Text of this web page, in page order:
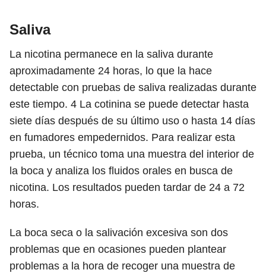
Saliva
La nicotina permanece en la saliva durante
aproximadamente 24 horas, lo que la hace
detectable con pruebas de saliva realizadas durante
este tiempo. 4 La cotinina se puede detectar hasta
siete días después de su último uso o hasta 14 días
en fumadores empedernidos. Para realizar esta
prueba, un técnico toma una muestra del interior de
la boca y analiza los fluidos orales en busca de
nicotina. Los resultados pueden tardar de 24 a 72
horas.
La boca seca o la salivación excesiva son dos
problemas que en ocasiones pueden plantear
problemas a la hora de recoger una muestra de